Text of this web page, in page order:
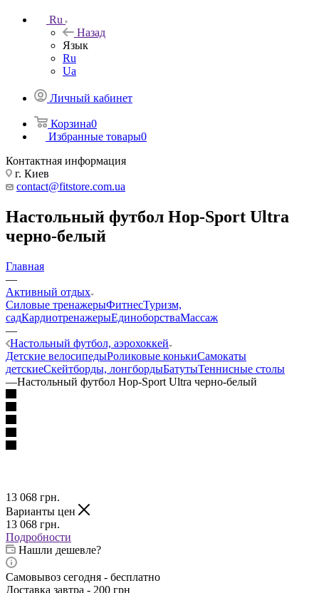
Ru
Назад
Язык
Ru
Ua
Личный кабинет
Корзина0
Избранные товары0
Контактная информация
г. Киев
contact@fitstore.com.ua
Настольный футбол Hop-Sport Ultra
черно-белый
Главная
—
Активный отдых
Силовые тренажерыФитнесТуризм,
садКардиотренажерыЕдиноборстваМассаж
—
Настольный футбол, аэрохоккей
Детские велосипедыРоликовые конькиСамокаты
детскиеСкейтборды, лонгбордыБатутыТеннисные столы
—Настольный футбол Hop-Sport Ultra черно-белый
13 068 грн.
Варианты цен
13 068 грн.
Подробности
Нашли дешевле?
Самовывоз сегодня - бесплатно
Доставка завтра - 200 грн